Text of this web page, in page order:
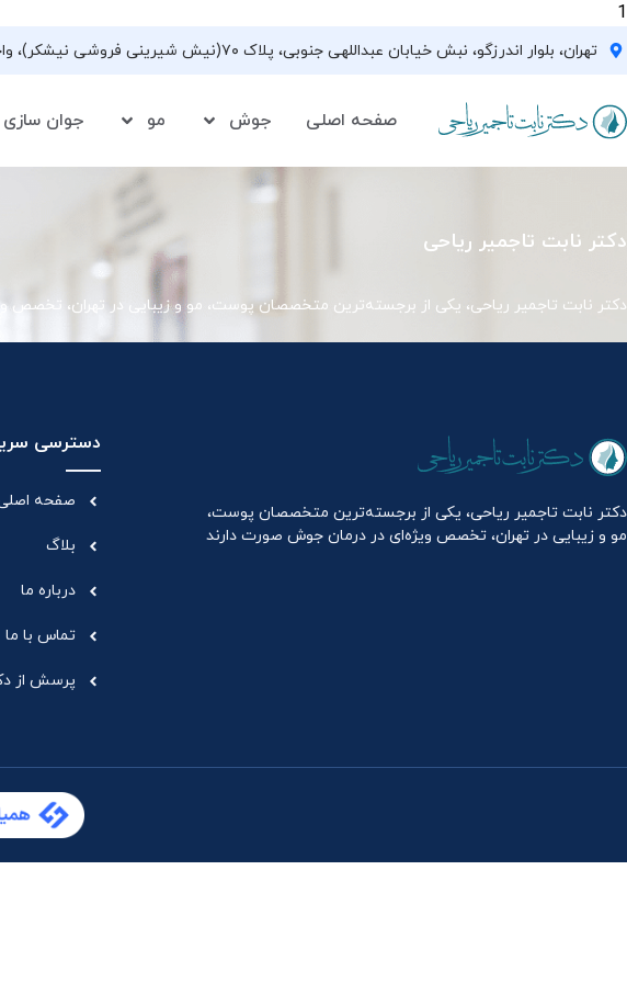
1
تهران، بلوار اندرزگو، نبش خیابان عبداللهی جنوبی، پلاک ۷۰(نیش شیرینی فروشی نیشکر)، واحد ۳۳ ، طبقه ۵
صفحه اصلی جوش مو جوان
دکتر نابت تاجمیر ریاحی
دکتر نابت تاجمیر ریاحی، یکی از برجسته‌ترین متخصصان پوست، مو و زیبایی در تهران، تخصص
دکتر نابت تاجمیر ریاحی، یکی از برجسته‌ترین متخصصان پوست،
مو و زیبایی در تهران، تخصص ویژه‌ای در درمان جوش صورت دارند
دسترسی
صفحه
بلاگ
درباره ما
تماس با ما
پرسش از